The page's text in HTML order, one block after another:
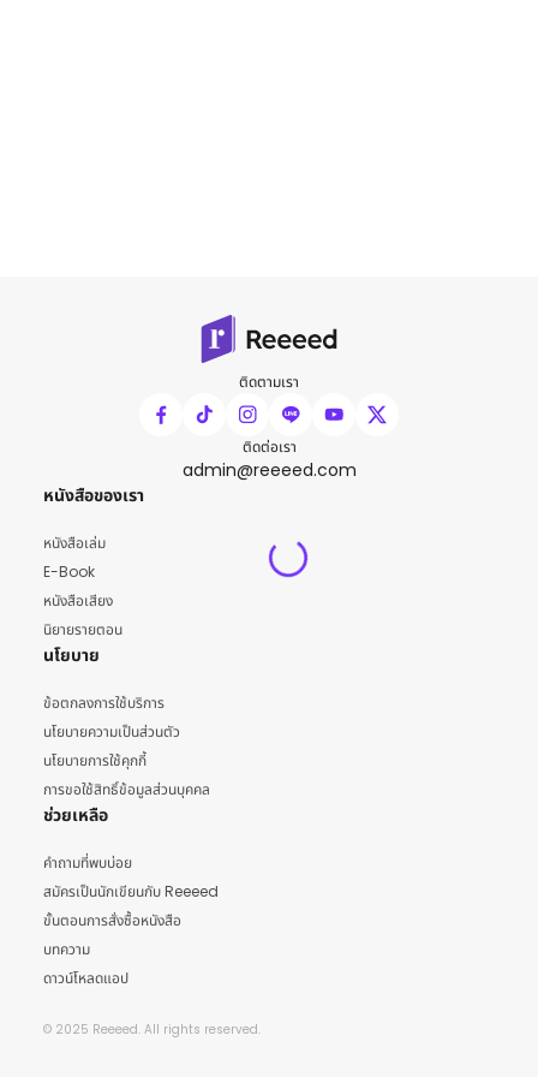
ติดตามเรา
ติดต่อเรา
admin@reeeed.com
หนังสือของเรา
หนังสือเล่ม
E-Book
หนังสือเสียง
นิยายรายตอน
นโยบาย
ข้อตกลงการใช้บริการ
นโยบายความเป็นส่วนตัว
นโยบายการใช้คุกกี้
การขอใช้สิทธิ์ข้อมูลส่วนบุคคล
ช่วยเหลือ
คำถามที่พบบ่อย
สมัครเป็นนักเขียนกับ Reeeed
ขั้นตอนการสั่งซื้อหนังสือ
บทความ
ดาวน์โหลดแอป
© 2025 Reeeed. All rights reserved.